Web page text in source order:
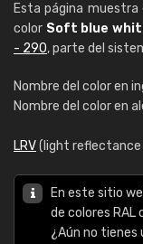
Esta página muestra
color Soft blue
- 290, parte del
Nombre del color en
Nombre del color en
LRV(light reflectance
En este sitio
de colores RAL
¿Aún no tienes